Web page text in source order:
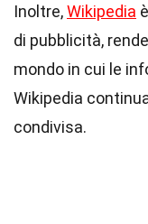
Inoltre,Wikipedia
di pubblicità,
mondo in cui le
Wikipedia
condivisa.